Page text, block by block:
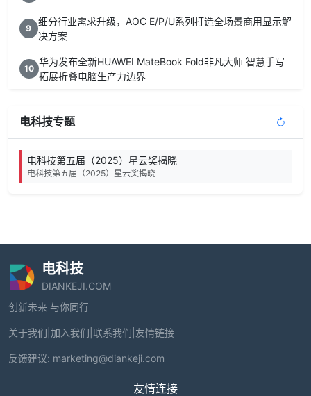
9
细分行业需求升级，AOC E/P/U系列打造全场景商用显示解
决方案
10
华为发布全新HUAWEI MateBook Fold非凡大师 智慧手写
拓展折叠电脑生产力边界
电科技专题
电科技第五届（2025）星云奖揭晓
电科技第五届（2025）星云奖揭晓
电科技
DIANKEJI.COM
创新未来 与你同行
关于我们 加入我们 联系我们 友情链接
反馈建议: marketing@diankeji.com
友情连接